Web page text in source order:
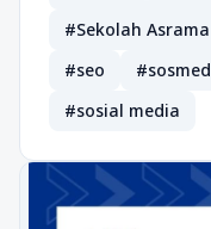
#Sekolah Asrama
#seo
#sosmed
#sosial media